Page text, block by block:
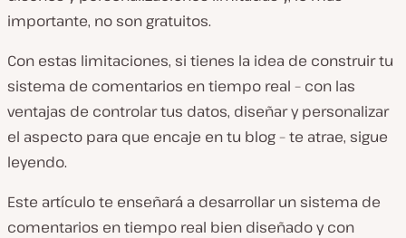
importante, no son gratuitos.
Con estas limitaciones, si tienes la idea de construir tu
sistema de comentarios en tiempo real – con las
ventajas de controlar tus datos, diseñar y personalizar
el aspecto para que encaje en tu blog – te atrae, sigue
leyendo.
Este artículo te enseñará a desarrollar un sistema de
comentarios en tiempo real bien diseñado y con